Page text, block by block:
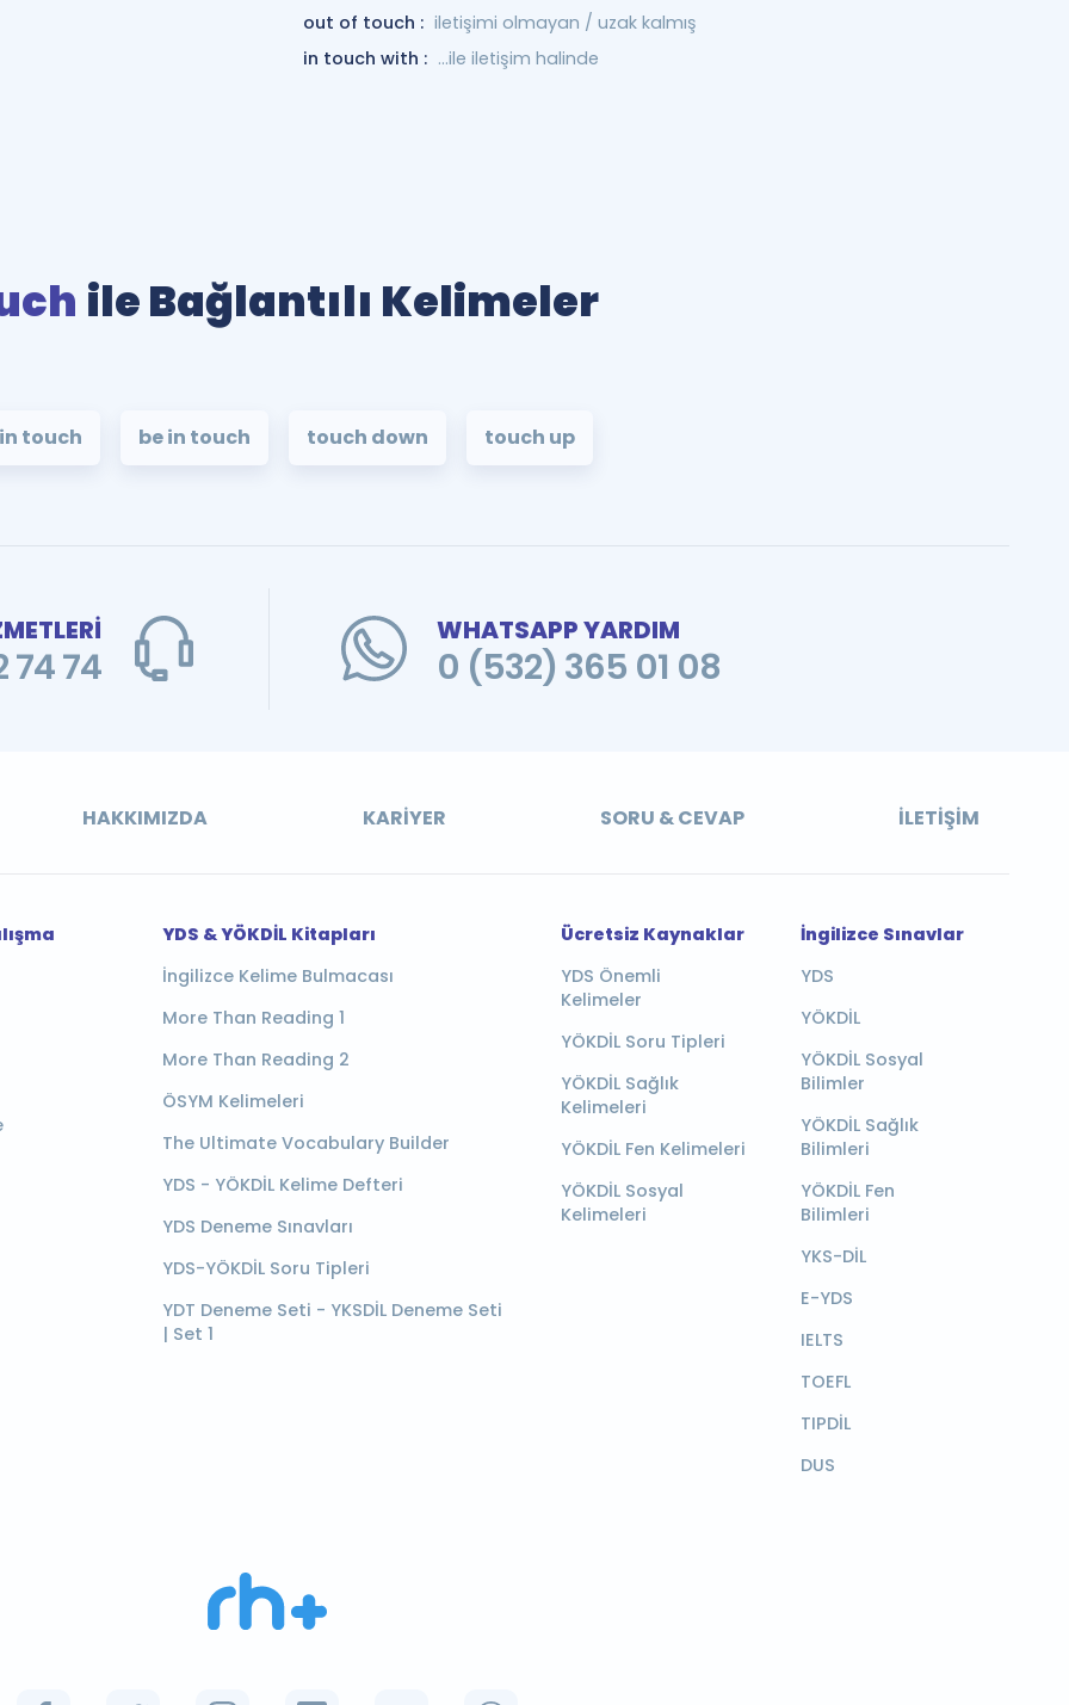
out of touch : iletişimi olmayan / uzak kalmış
in touch with : ...ile iletişim halinde
ile Bağlantılı Kelimeler
touch be in touch touch down touch up
74 74
WHATSAPP YARDIM
0 (532) 365 01 08
HAKKIMIZDA KARIYER SORU & CEVAP İLETIŞIM
YDS & YÖKDİL Kitapları
İngilizce Kelime Bulmacası
More Than Reading 1
More Than Reading 2
ÖSYM Kelimeleri
The Ultimate Vocabulary Builder
YDS - YÖKDİL Kelime Defteri
YDS Deneme Sınavları
YDS-YÖKDİL Soru Tipleri
YDT Deneme Seti - YKSDİL Deneme Seti
| Set 1
Ücretsiz Kaynaklar
YDS Önemli
Kelimeler
YÖKDİL Soru Tipleri
YÖKDİL Sağlık
Kelimeleri
YÖKDİL Fen Kelimeleri
YÖKDİL Sosyal
Kelimeleri
İngilizce Sınavlar
YDS
YÖKDİL
YÖKDİL Sosyal
Bilimler
YÖKDİL Sağlık
Bilimleri
YÖKDİL Fen
Bilimleri
YKS-DİL
E-YDS
IELTS
TOEFL
TIPDİL
DUS